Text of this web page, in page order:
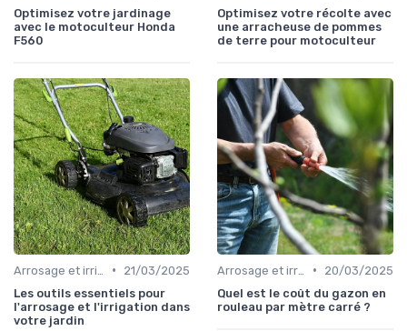
Optimisez votre jardinage
avec le motoculteur Honda
F560
Optimisez votre récolte avec
une arracheuse de pommes
de terre pour motoculteur
•
21/03/2025
Les outils essentiels pour
l'arrosage et l'irrigation dans
votre jardin
•
20/03/2025
Quel est le coût du gazon en
rouleau par mètre carré ?